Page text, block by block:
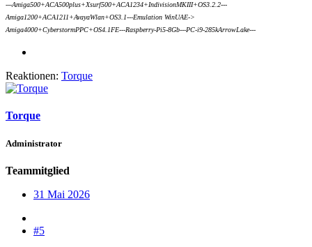
---Amiga500+ACA500plus+Xsurf500+ACA1234+IndivisionMKIII+OS3.2.2---
Amiga1200+ACA1211+AvayaWlan+OS3.1---Emulation WinUAE->
Amiga4000+CyberstormPPC+OS4.1FE---Raspberry-Pi5-8Gb---PC-i9-285kArrowLake---
Reaktionen: Torque
Torque
Administrator
Teammitglied
31 Mai 2026
#5